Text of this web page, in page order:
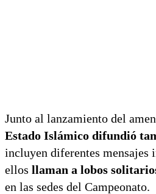
Junto al lanzamiento del
Estado Islámico difundió
incluyen diferentes mensajes
ellos llaman a lobos
en las sedes del Campeonato.